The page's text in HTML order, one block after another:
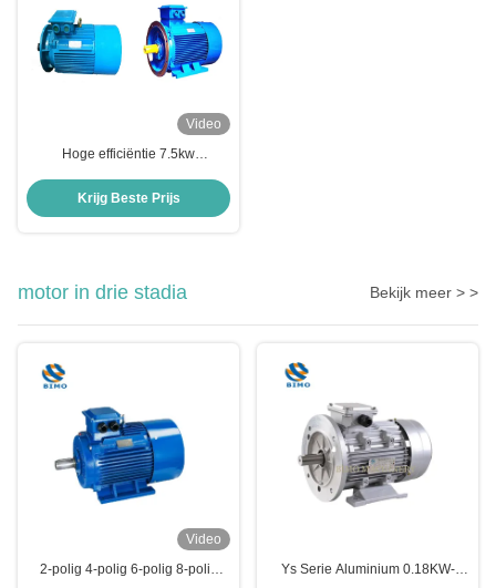
Video
Hoge efficiëntie 7.5kw
B3 voet montage motor
Krijg Beste Prijs
motor in drie stadia Bekijk meer > >
Video
2-polig 4-polig 6-polig 8-polig
Ys Serie Aluminium 0.18KW-